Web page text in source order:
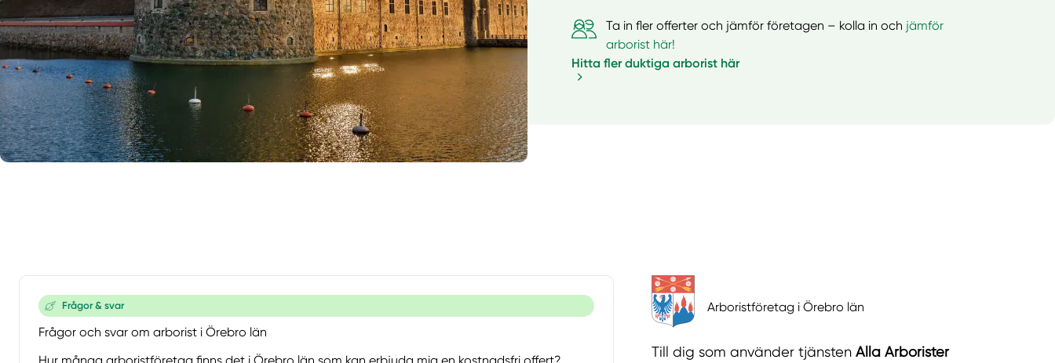
Ta in fler offerter och jämför företagen – kolla in och jämför
arborist här!
Hitta fler duktiga arborist här
Frågor & svar
Frågor och svar om arborist i Örebro län
Arboristföretag i Örebro län
Till dig som använder tjänstenAlla Arborister